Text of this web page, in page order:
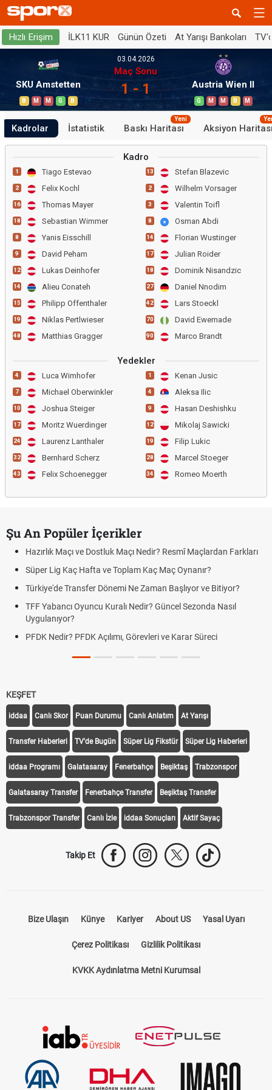
Hızlı Erişim İLK11 KUR Günün Özeti At Yarışı Bankoları
SKU Amstetten
B M M G B
03.04.2026
Maç Sonu
1 - 1 Austria Wien II
G M M B M
Kadrolar İstatistik Baskı Haritası
Yeni
Aksiyon
Kadro
1 Tiago Estevao
2 Felix Kochl
16 Thomas Mayer
18 Sebastian Wimmer
8 Yanis Eisschill
9 David Peham
12 Lukas Deinhofer
14 Alieu Conateh
15 Philipp Offenthaler
19 Niklas Pertlwieser
48 Matthias Gragger
13 Stefan Blazevic
2 Wilhelm Vorsager
3 Valentin Toifl
8 Osman Abdi
14 Florian Wustinger
17 Julian Roider
18 Dominik Nisandzic
27 Daniel Nnodim
42 Lars Stoeckl
70 David Ewemade
90 Marco Brandt
Yedekler
4 Luca Wimhofer
7 Michael Oberwinkler
10 Joshua Steiger
17 Moritz Wuerdinger
24 Laurenz Lanthaler
32 Bernhard Scherz
43 Felix Schoenegger
1 Kenan Jusic
4 Aleksa Ilic
9 Hasan Deshishku
12 Mikolaj Sawicki
19 Filip Lukic
28 Marcel Stoeger
34 Romeo Moerth
Şu An Popüler İçerikler
Hazırlık Maçı ve Dostluk Maçı Nedir? Resmî Maçlardan Farkları
Süper Lig Kaç Hafta ve Toplam Kaç Maç Oynanır?
Türkiye'de Transfer Dönemi Ne Zaman Başlıyor ve Bitiyor?
TFF Yabancı Oyuncu Kuralı Nedir? Güncel Sezonda Nasıl
Uygulanıyor?
PFDK Nedir? PFDK Açılımı, Görevleri ve Karar Süreci
KEŞFET
iddaa Canlı Skor Puan Durumu Canlı Anlatım At Yarışı
Transfer Haberleri TV'de Bugün Süper Lig Fikstür Süper Lig Haberleri
iddaa Programı Galatasaray Fenerbahçe Beşiktaş Trabzonspor
Galatasaray Transfer Fenerbahçe Transfer Beşiktaş Transfer
Trabzonspor Transfer Canlı İzle iddaa Sonuçları Aktif Sayaç
Takip Et
Bize Ulaşın Künye Kariyer About US Yasal Uyarı
Çerez Politikası Gizlilik Politikası
KVKK Aydınlatma Metni Kurumsal